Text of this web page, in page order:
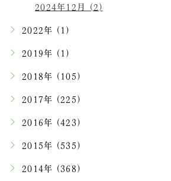
2024年12月 (2)
2022年 (1)
2019年 (1)
2018年 (105)
2017年 (225)
2016年 (423)
2015年 (535)
2014年 (368)